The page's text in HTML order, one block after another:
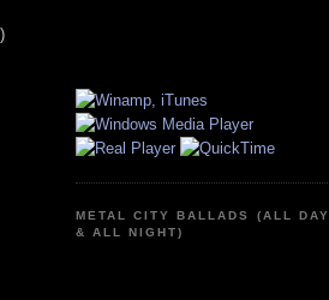
METAL CITY BALLADS (ALL DAY
& ALL NIGHT)